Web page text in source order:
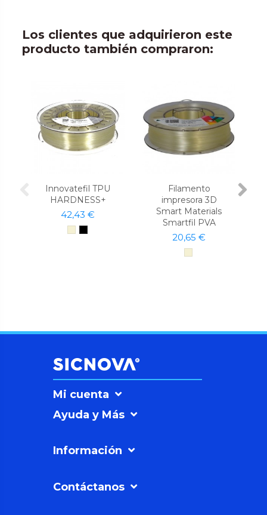
Los clientes que adquirieron este
producto también compraron:
Innovatefil TPU
HARDNESS+
42,43 €
Filamento
impresora 3D
Smart Materials
Smartfil PVA
20,65 €
Mi cuenta
Ayuda y Más
Información
Contáctanos